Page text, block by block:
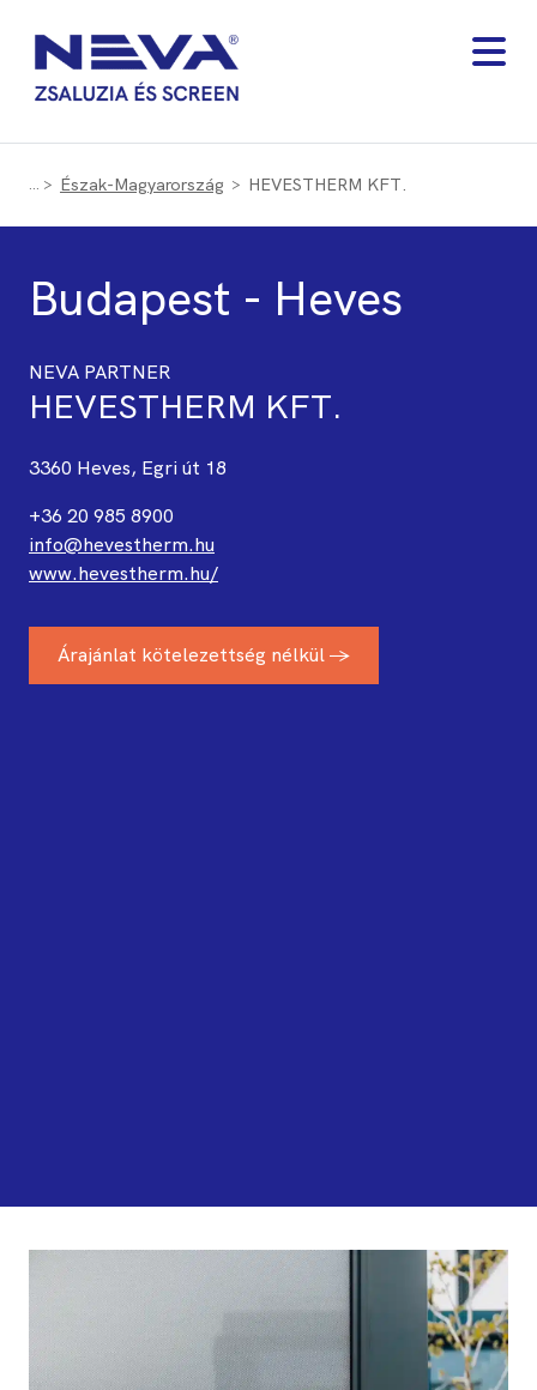
Észak-Magyarország HEVESTHERM KFT.
Budapest - Heves
NEVA PARTNER
HEVESTHERM KFT.
3360 Heves, Egri út 18
+36 20 985 8900
info@hevestherm.hu
www.hevestherm.hu/
Árajánlat kötelezettség nélkül →